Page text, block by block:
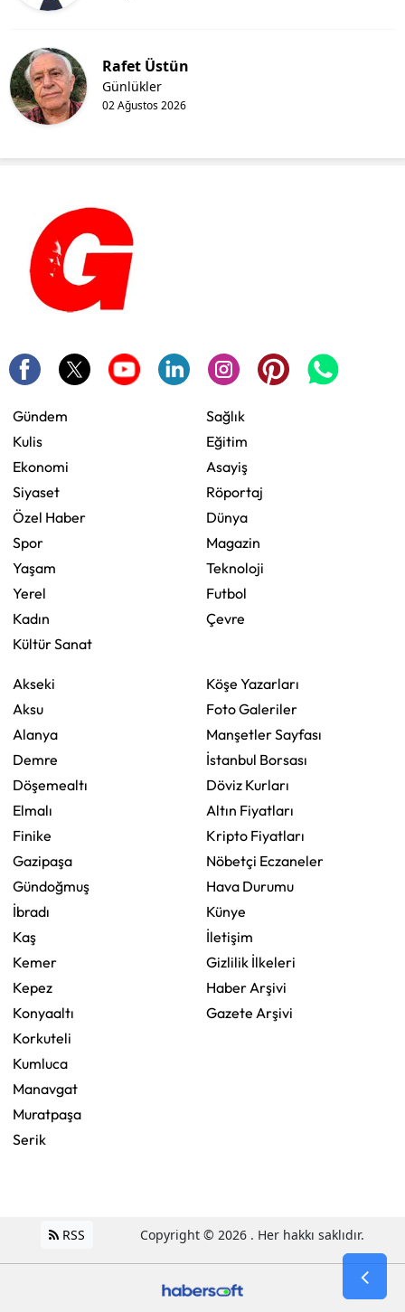
Rafet Üstün
02 Ağustos 2026
Günlükler
Gündem
Kulis
Ekonomi
Siyaset
Özel Haber
Spor
Yaşam
Yerel
Kadın
Kültür Sanat
Sağlık
Eğitim
Asayiş
Röportaj
Dünya
Magazin
Teknoloji
Futbol
Çevre
Akseki
Aksu
Alanya
Demre
Döşemealtı
Elmalı
Finike
Gazipaşa
Gündoğmuş
İbradı
Kaş
Kemer
Kepez
Konyaaltı
Korkuteli
Kumluca
Manavgat
Muratpaşa
Serik
Köşe Yazarları
Foto Galeriler
Manşetler Sayfası
İstanbul Borsası
Döviz Kurları
Altın Fiyatları
Kripto Fiyatları
Nöbetçi Eczaneler
Hava Durumu
Künye
İletişim
Gizlilik İlkeleri
Haber Arşivi
Gazete Arşivi
RSS Copyright © 2026 . Her hakkı saklıdır.